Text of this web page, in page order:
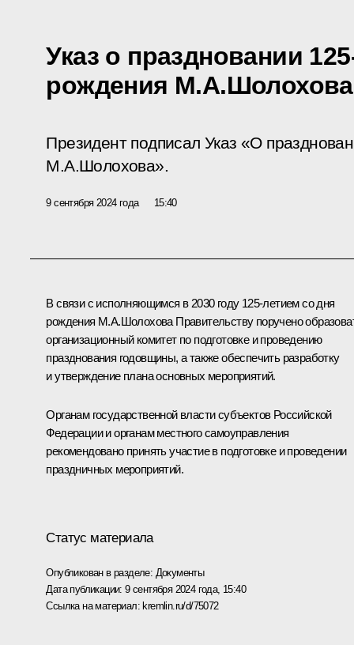
Указ о праздновании
рождения М.А.Шолохова
Президент подписал Указ «О
М.А.Шолохова».
9 сентября 2024 года 15:40
В связи с исполняющимся в 2030 году 125-летием со дня
рождения М.А.Шолохова Правительству поручено
организационный комитет по подготовке и проведению
празднования годовщины, а также обеспечить разработку
и утверждение плана основных мероприятий.
Органам государственной власти субъектов Российской
Федерации и органам местного самоуправления
рекомендовано принять участие в подготовке и проведении
праздничных мероприятий.
Статус материала
Опубликован в разделе: Документы
Дата публикации:9 сентября 2024 года, 15:40
Ссылка на материал: kremlin.ru/d/75072